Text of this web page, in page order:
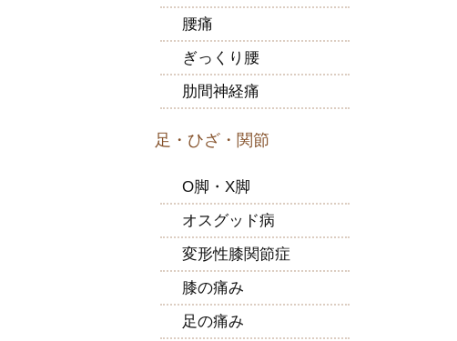
腰痛
ぎっくり腰
肋間神経痛
足・ひざ・関節
O脚・X脚
オスグッド病
変形性膝関節症
膝の痛み
足の痛み